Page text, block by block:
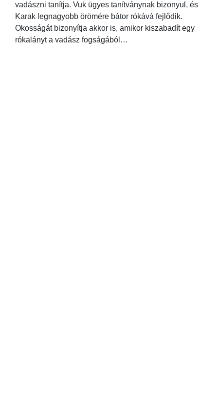
vadászni tanítja. Vuk ügyes tanítványnak bizonyul, és
Karak legnagyobb örömére bátor rókává fejlődik.
Okosságát bizonyítja akkor is, amikor kiszabadít egy
rókalányt a vadász fogságából…